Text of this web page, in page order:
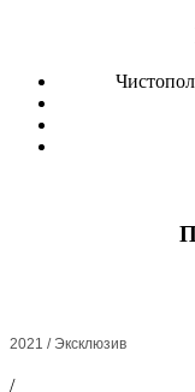
2021 / Эксклюзив
/